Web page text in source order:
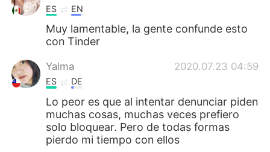
ES EN
Muy lamentable, la gente confunde esto
con Tinder
Yalma 2020.07.23 04:59
ES DE
Lo peor es que al intentar denunciar piden
muchas cosas, muchas veces prefiero
solo bloquear. Pero de todas formas
pierdo mi tiempo con ellos